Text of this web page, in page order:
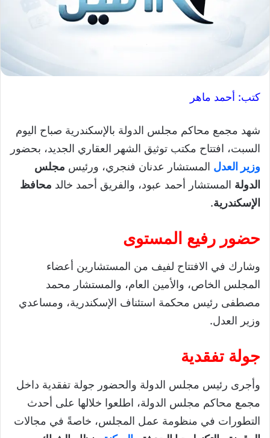
كتب: أحمد ماهر
شهد مجمع محاكم مجلس الدولة بالإسكندرية صباح اليوم
السبت، افتتاح مكتب توثيق الشهر العقاري الجديد، بحضور
وزير العدل المستشار عدنان فنجري، ورئيس مجلس
الدولة المستشار أحمد عبود، والفريق أحمد خالد محافظ
الإسكندرية.
حضور رفيع المستوى
وشارك في الافتتاح لفيف من المستشارين أعضاء
المجلس الخاص، والأمين العام، والمستشار محمد
مصطفى رئيس محكمة استئناف الإسكندرية، ومساعدي
وزير العدل.
جولة تفقدية
وأجرى رئيس مجلس الدولة والحضور جولة تفقدية داخل
مجمع محاكم مجلس الدولة، اطلعوا خلالها على أحدث
التطورات في منظومة عمل المجلس، خاصةً في مجالات